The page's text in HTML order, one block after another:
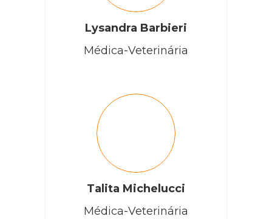
Lysandra Barbieri
Médica-Veterinária
Talita Michelucci
Médica-Veterinária